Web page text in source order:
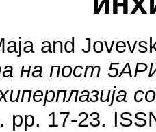
and
на пост
pp. 17-23.